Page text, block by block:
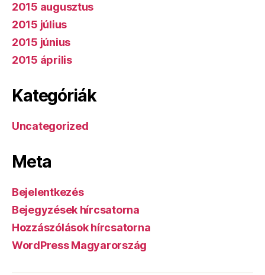
2015 augusztus
2015 július
2015 június
2015 április
Kategóriák
Uncategorized
Meta
Bejelentkezés
Bejegyzések hírcsatorna
Hozzászólások hírcsatorna
WordPress Magyarország